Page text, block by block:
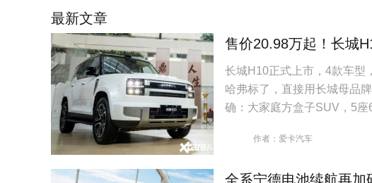
最新文章
售价20.98万起！长城
长城H10正式上市，4款车型
哈弗标了，直接用长城母品
确：大家庭方盒子SUV，5座
作者：爱卡汽车
全系宁德电池续航再加